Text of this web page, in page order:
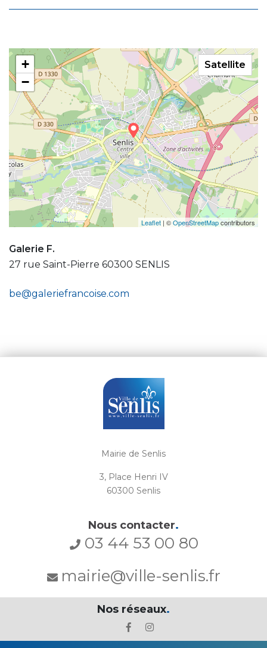
+
−
Leaflet | ©OpenStreetMapcontributors
Satellite
Galerie F.
27 rue Saint-Pierre 60300 SENLIS
be@galeriefrancoise.com
Mairie de Senlis
3, Place Henri IV
60300 Senlis
Nous contacter.
03 44 53 00 80
mairie@ville-senlis.fr
Nos réseaux.